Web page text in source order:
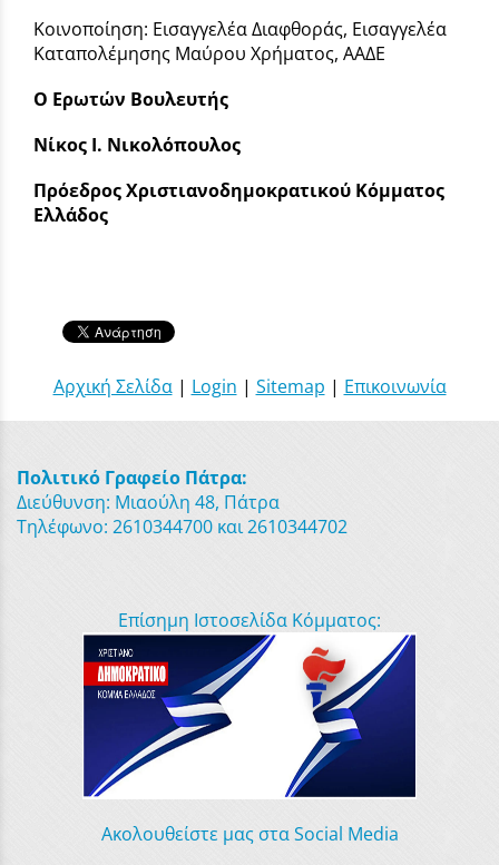
Κοινοποίηση: Εισαγγελέα Διαφθοράς, Εισαγγελέα
Καταπολέμησης Μαύρου Χρήματος, ΑΑΔΕ
Ο Ερωτών Βουλευτής
Νίκος Ι. Νικολόπουλος
Πρόεδρος Χριστιανοδημοκρατικού Κόμματος
Ελλάδος
Αρχική Σελίδα| Login | Sitemap | Επικοινωνία
Πολιτικό Γραφείο Πάτρα:
Διεύθυνση: Μιαούλη 48, Πάτρα
Τηλέφωνο: 2610344700 και 2610344702
Επίσημη Ιστοσελίδα Κόμματος:
Ακολουθείστε μας στα Social Media